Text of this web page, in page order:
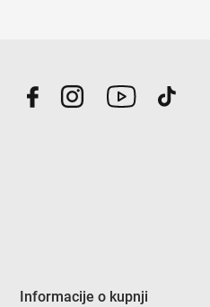
Informacije o kupnji